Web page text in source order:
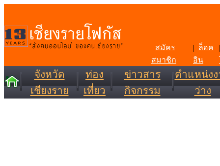
สมัคร
สมาชิก
| ล็อค
อิน
จังหวัด
เชียงราย
ท่อง
เที่ยว
ข่าวสาร
กิจกรรม
ตำแหน่ง
ว่าง